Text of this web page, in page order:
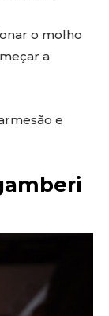
o molho
a
e